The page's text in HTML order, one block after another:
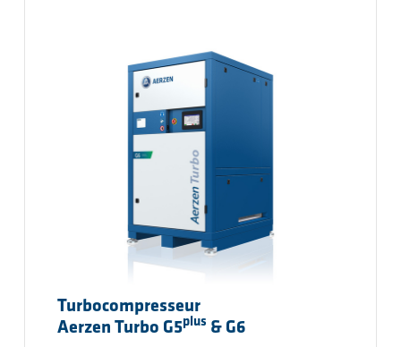
Turbocompresseur
Aerzen Turbo G5plus & G6